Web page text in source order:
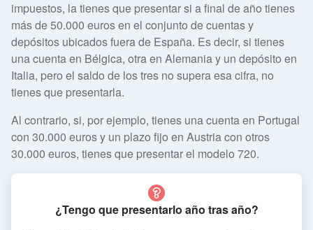
impuestos, la tienes que presentar si a final de año tienes
más de 50.000 euros en el conjunto de cuentas y
depósitos ubicados fuera de España. Es decir, si tienes
una cuenta en Bélgica, otra en Alemania y un depósito en
Italia, pero el saldo de los tres no supera esa cifra, no
tienes que presentarla.
Al contrario, si, por ejemplo, tienes una cuenta en Portugal
con 30.000 euros y un plazo fijo en Austria con otros
30.000 euros, tienes que presentar el modelo 720.
¿Tengo que presentarlo año tras año?